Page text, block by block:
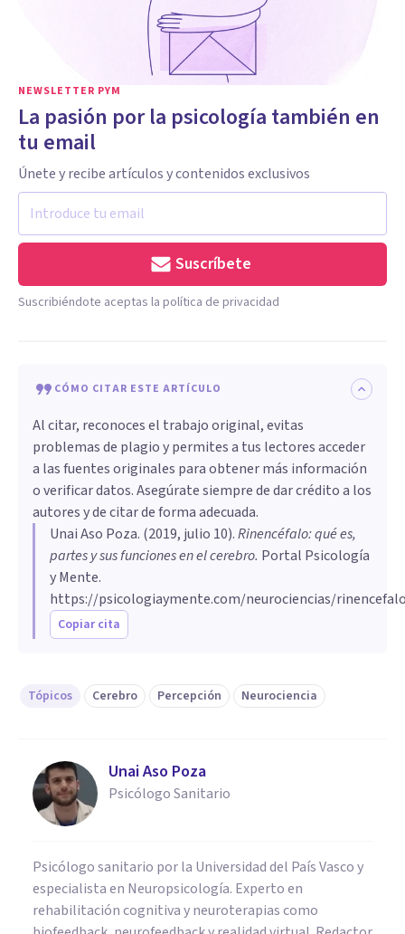
NEWSLETTER PYM
La pasión por la psicología también en
tu email
Únete y recibe artículos y contenidos exclusivos
Suscríbete
Suscribiéndote aceptas la política de privacidad
CÓMO CITAR ESTE ARTÍCULO
Al citar, reconoces el trabajo original, evitas
problemas de plagio y permites a tus lectores acceder
a las fuentes originales para obtener más información
o verificar datos. Asegúrate siempre de dar crédito a los
autores y de citar de forma adecuada.
Unai Aso Poza. (2019, julio 10).Rinencéfalo: qué es,
partes y sus funciones en el cerebro. Portal Psicología
y Mente.
https://psicologiaymente.com/neurociencias/
Copiar cita
Tópicos Cerebro Percepción Neurociencia
Unai Aso Poza
Psicólogo Sanitario
Psicólogo sanitario por la Universidad del País Vasco y
especialista en Neuropsicología. Experto en
rehabilitación cognitiva y neuroterapias como